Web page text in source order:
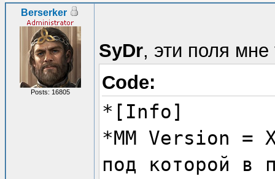
Berserker
Posts: 16805
SyDr, эти поля мне
Code:
*[Info]
*MM Version
под которой в